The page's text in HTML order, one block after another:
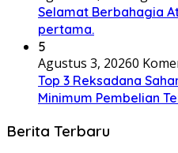
Selamat Berbahagia
pertama.
5
Agustus 3, 20260
Top 3 Reksadana
Minimum Pembelian
Berita Terbaru